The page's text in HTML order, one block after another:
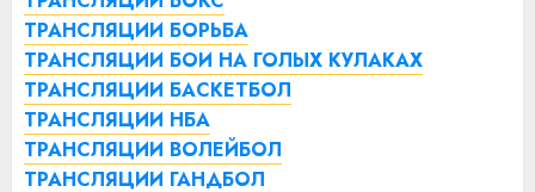
ТРАНСЛЯЦИИ БОРЬБА
ТРАНСЛЯЦИИ БОИ НА ГОЛЫХ КУЛАКАХ
ТРАНСЛЯЦИИ БАСКЕТБОЛ
ТРАНСЛЯЦИИ НБА
ТРАНСЛЯЦИИ ВОЛЕЙБОЛ
ТРАНСЛЯЦИИ ГАНДБОЛ